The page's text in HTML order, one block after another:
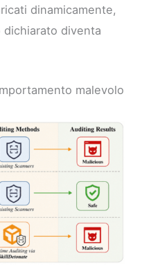
dinamicamente,
diventa
malevolo